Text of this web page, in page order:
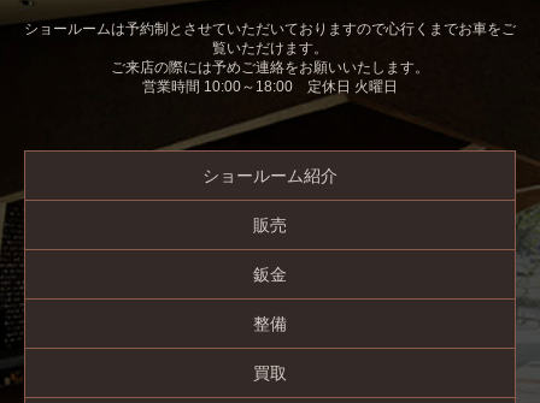
ショールームは予約制とさせていただいておりますので心行くまでお車をご
覧いただけます。
ご来店の際には予めご連絡をお願いいたします。
営業時間 10:00～18:00 定休日 火曜日
ショールーム紹介
販売
鈑金
整備
買取